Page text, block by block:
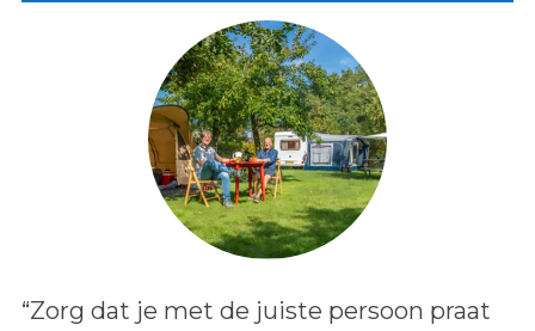
Lees het bericht:
“Zorg dat je met de juiste persoon praat